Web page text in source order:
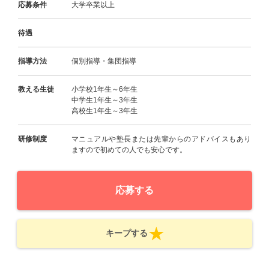
応募条件 大学卒業以上
待遇
指導方法 個別指導・集団指導
教える生徒
小学校1年生～6年生
中学生1年生～3年生
高校生1年生～3年生
研修制度
マニュアルや塾長または先輩からのアドバイスもあり
ますので初めての人でも安心です。
応募する
キープする